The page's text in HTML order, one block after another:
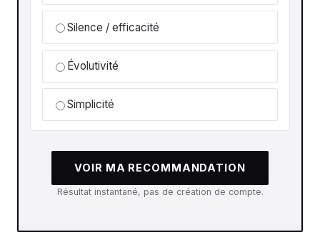
Silence / efficacité
Évolutivité
Simplicité
VOIR MA RECOMMANDATION
Résultat instantané, pas de création de compte.